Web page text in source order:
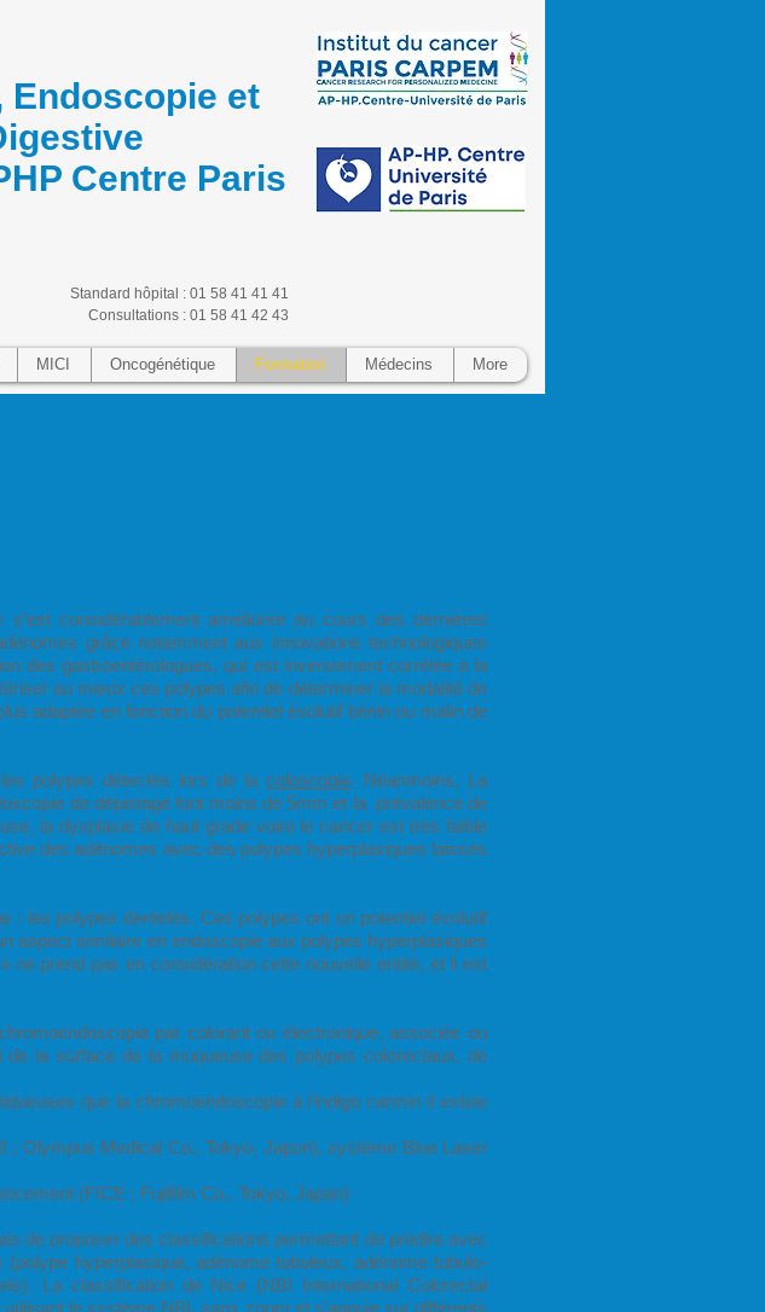
Endoscopie et
Centre Paris
Standard hôpital : 01 58 41 41 41
Consultations : 01 58 41 42 43
MICI Oncogénétique Formation Médecins More
considérablement améliorée au cours des dernières
grâce notamment aux innovations technologiques
des gastroentérologues, qui est inversement corrélée à la
au mieux ces polypes afin de déterminer la modalité de
adaptée en fonction du potentiel évolutif bénin ou malin de
polypes détectés lors de la coloscopie. Néanmoins, La
de dépistage font moins de 5mm et la prévalence de
la dysplasie de haut grade voire le cancer est très faible
des adénomes avec des polypes hyperplasiques laissés
: les polypes dentelés. Ces polypes ont un potentiel évolutif
aspect similaire en endoscopie aux polypes hyperplasiques
ne prend pas en considération cette nouvelle entité, et il est
par colorant ou électronique, associée ou
de la surface de la muqueuse des polypes colorectaux, de
que la chromoendoscopie à l’indigo carmin il existe
; Olympus Medical Co., Tokyo, Japon), système Blue Laser
(FICE ; Fujifilm Co., Tokyo, Japan)
de proposer des classifications permettant de prédire avec
hyperplasique, adénome tubuleux, adénome tubulo-
La classification de Nice (NBI International Colorectal
le système NBI, sans zoom et s’appuie sur différents